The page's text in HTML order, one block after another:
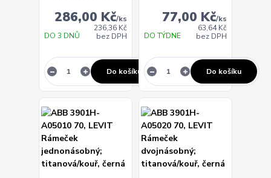
286,00 Kč/ks
236,36 Kč
bez DPH
DO 3 DNŮ
Do košíku
77,00 Kč/ks
63,64 Kč
bez DPH
DO TÝDNE
Do košíku